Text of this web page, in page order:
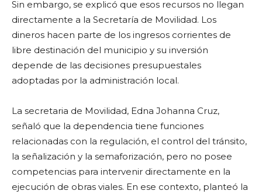
Sin embargo, se explicó que esos recursos no llegan
directamente a la Secretaría de Movilidad. Los
dineros hacen parte de los ingresos corrientes de
libre destinación del municipio y su inversión
depende de las decisiones presupuestales
adoptadas por la administración local.
La secretaria de Movilidad, Edna Johanna Cruz,
señaló que la dependencia tiene funciones
relacionadas con la regulación, el control del tránsito,
la señalización y la semaforización, pero no posee
competencias para intervenir directamente en la
ejecución de obras viales. En ese contexto, planteó la